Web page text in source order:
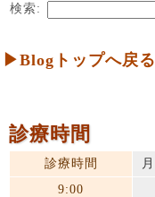
検索:
▶Blogトップへ戻る
診療時間
診療時間 月
9:00